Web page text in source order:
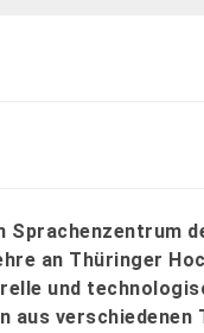
Sprachenzentrum
an Thüringer
und
aus